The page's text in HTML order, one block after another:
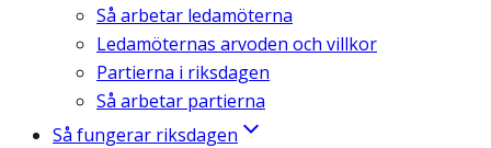
Så arbetar ledamöterna
Ledamöternas arvoden och villkor
Partierna i riksdagen
Så arbetar partierna
Så fungerar riksdagen